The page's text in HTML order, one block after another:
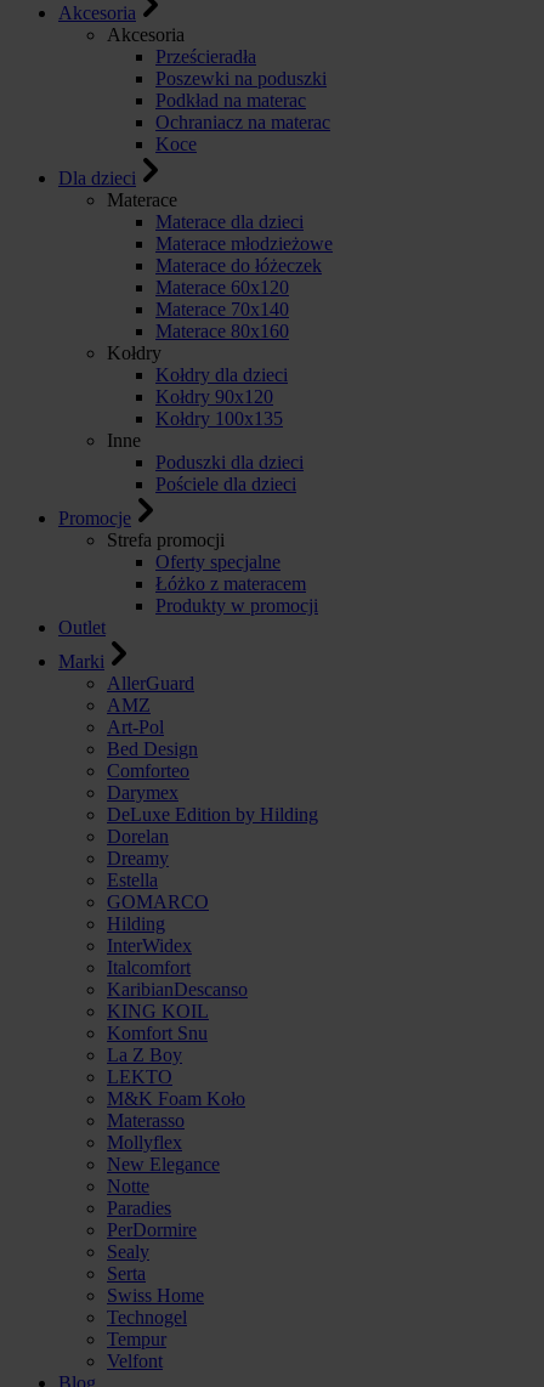
Akcesoria
Akcesoria
Prześcieradła
Poszewki na poduszki
Podkład na materac
Ochraniacz na materac
Koce
Dla dzieci
Materace
Materace dla dzieci
Materace młodzieżowe
Materace do łóżeczek
Materace 60x120
Materace 70x140
Materace 80x160
Kołdry
Kołdry dla dzieci
Kołdry 90x120
Kołdry 100x135
Inne
Poduszki dla dzieci
Pościele dla dzieci
Promocje
Strefa promocji
Oferty specjalne
Łóżko z materacem
Produkty w promocji
Outlet
Marki
AllerGuard
AMZ
Art-Pol
Bed Design
Comforteo
Darymex
DeLuxe Edition by Hilding
Dorelan
Dreamy
Estella
GOMARCO
Hilding
InterWidex
Italcomfort
KaribianDescanso
KING KOIL
Komfort Snu
La Z Boy
LEKTO
M&K Foam Koło
Materasso
Mollyflex
New Elegance
Notte
Paradies
PerDormire
Sealy
Serta
Swiss Home
Technogel
Tempur
Velfont
Blog